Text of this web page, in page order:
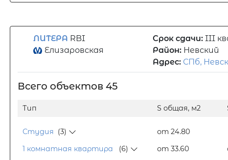
ЛИТЕРА RBI
Елизаровская
Срок сдачи: III
Район: Невский
Адрес: СПб,
Всего объектов 45
Тип S общая, м2
Студия (3) от 24.80
1 комнатная квартира (6) от 33.60